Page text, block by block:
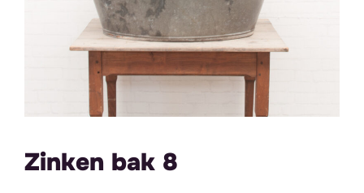
Zinken bak 8